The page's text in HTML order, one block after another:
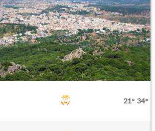
21° 34°